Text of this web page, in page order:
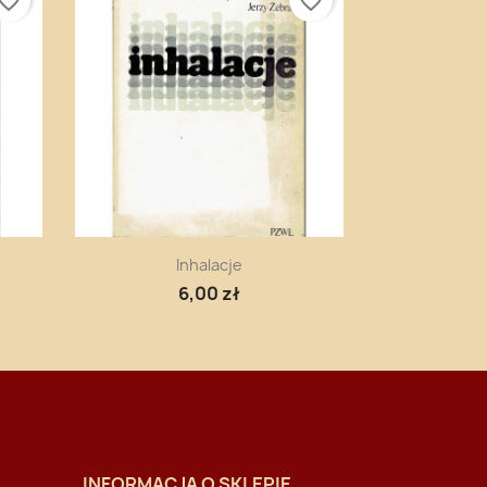
Szybki podgląd
Inhalacje
6,00 zł